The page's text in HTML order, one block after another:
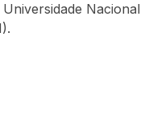
Nacional